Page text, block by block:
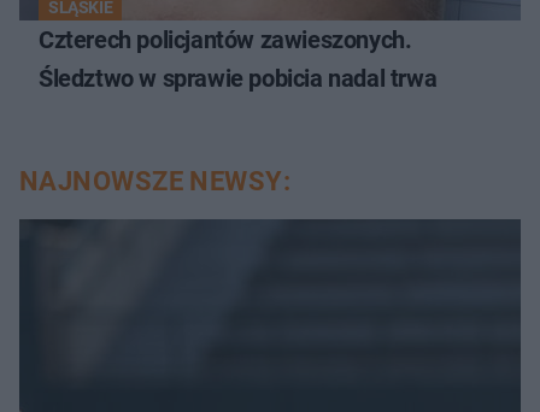
ŚLĄSKIE
Czterech policjantów zawieszonych.
Śledztwo w sprawie pobicia nadal trwa
NAJNOWSZE NEWSY: